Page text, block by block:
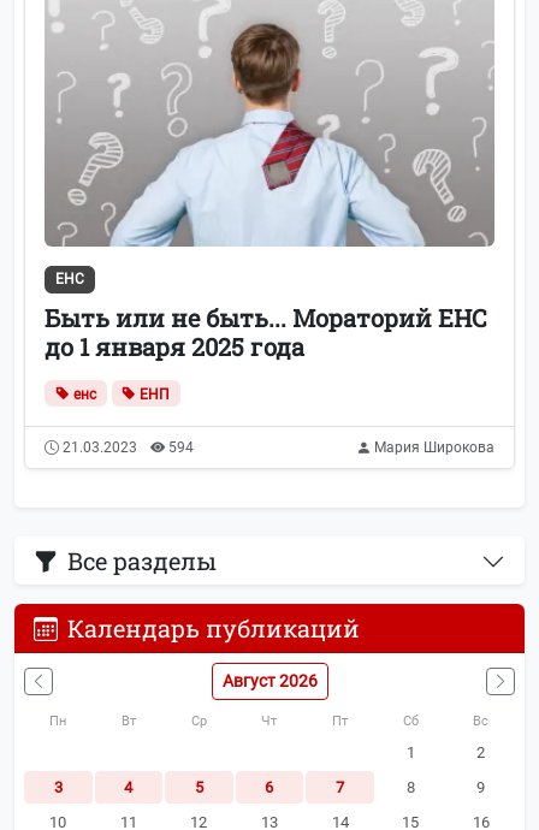
ЕНС
Быть или не быть... Мораторий ЕНС
до 1 января 2025 года
енс ЕНП
21.03.2023 594 Мария Широкова
Все разделы
Календарь публикаций
Август 2026
Пн Вт Ср Чт Пт Сб Вс
1
2
3
4 5 6 7 8
9
10
11 12 13 14 15
16